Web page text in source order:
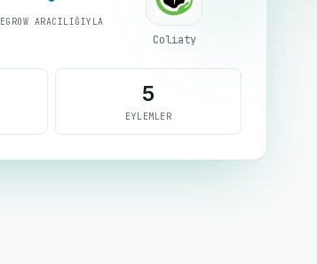
EGROW ARACILIĞIYLA
Coliaty
5
EYLEMLER